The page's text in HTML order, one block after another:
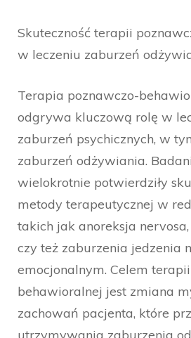
Skuteczność terapii
w leczeniu zaburzeń
Terapia poznawczo-
odgrywa kluczową rolę w
zaburzeń psychicznych, w
zaburzeń odżywiania.
wielokrotnie potwierdziły
metody terapeutycznej w
takich jak anoreksja
czy też zaburzenia jedzenia
emocjonalnym. Celem
behawioralnej jest zmiana
zachowań pacjenta, które
utrzymywania zaburzenia